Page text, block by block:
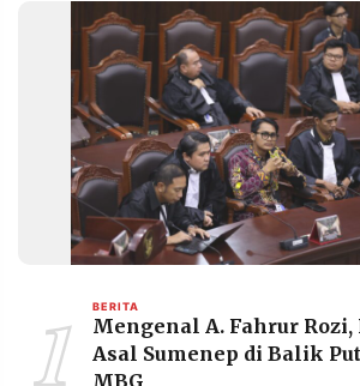
KAMI
RESOLUSI
MEDIA
PRAMUDITA
1 BERITA
Mengenal A. Fahrur Rozi,
Asal Sumenep di Balik